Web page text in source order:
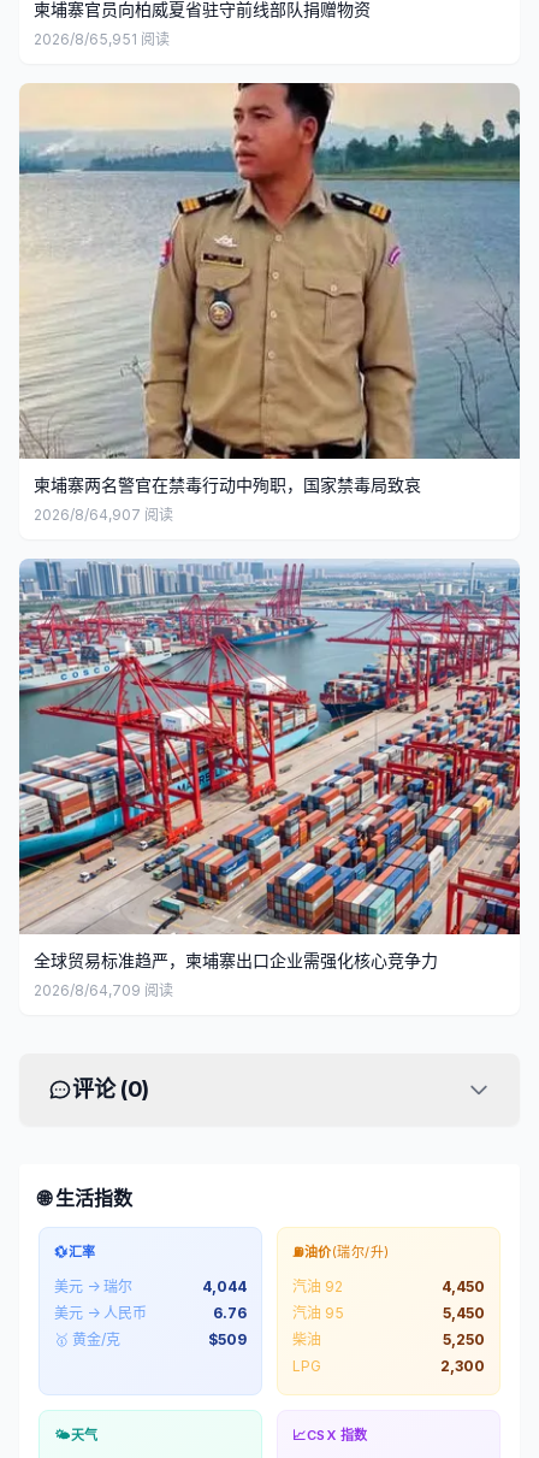
柬埔寨官员向柏威夏省驻守前线部队捐赠物资
2026/8/65,951 阅读
柬埔寨两名警官在禁毒行动中殉职，国家禁毒局致哀
2026/8/64,907 阅读
全球贸易标准趋严，柬埔寨出口企业需强化核心竞争力
2026/8/64,709 阅读
评论 (0)
🌐 生活指数
💱汇率
美元 → 瑞尔
4,044
美元 → 人民币
6.76
🥇 黄金/克
$509
⛽油价(瑞尔/升)
汽油 92
4,450
汽油 95
5,450
柴油
5,250
LPG
2,300
🌤️天气 📈CSX 指数